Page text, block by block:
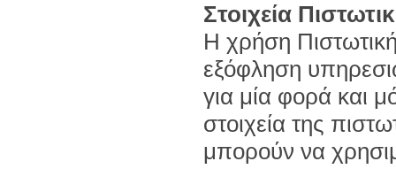
Στοιχεία
Η χρήση
εξόφληση
για μία φορά και
στοιχεία της
μπορούν να